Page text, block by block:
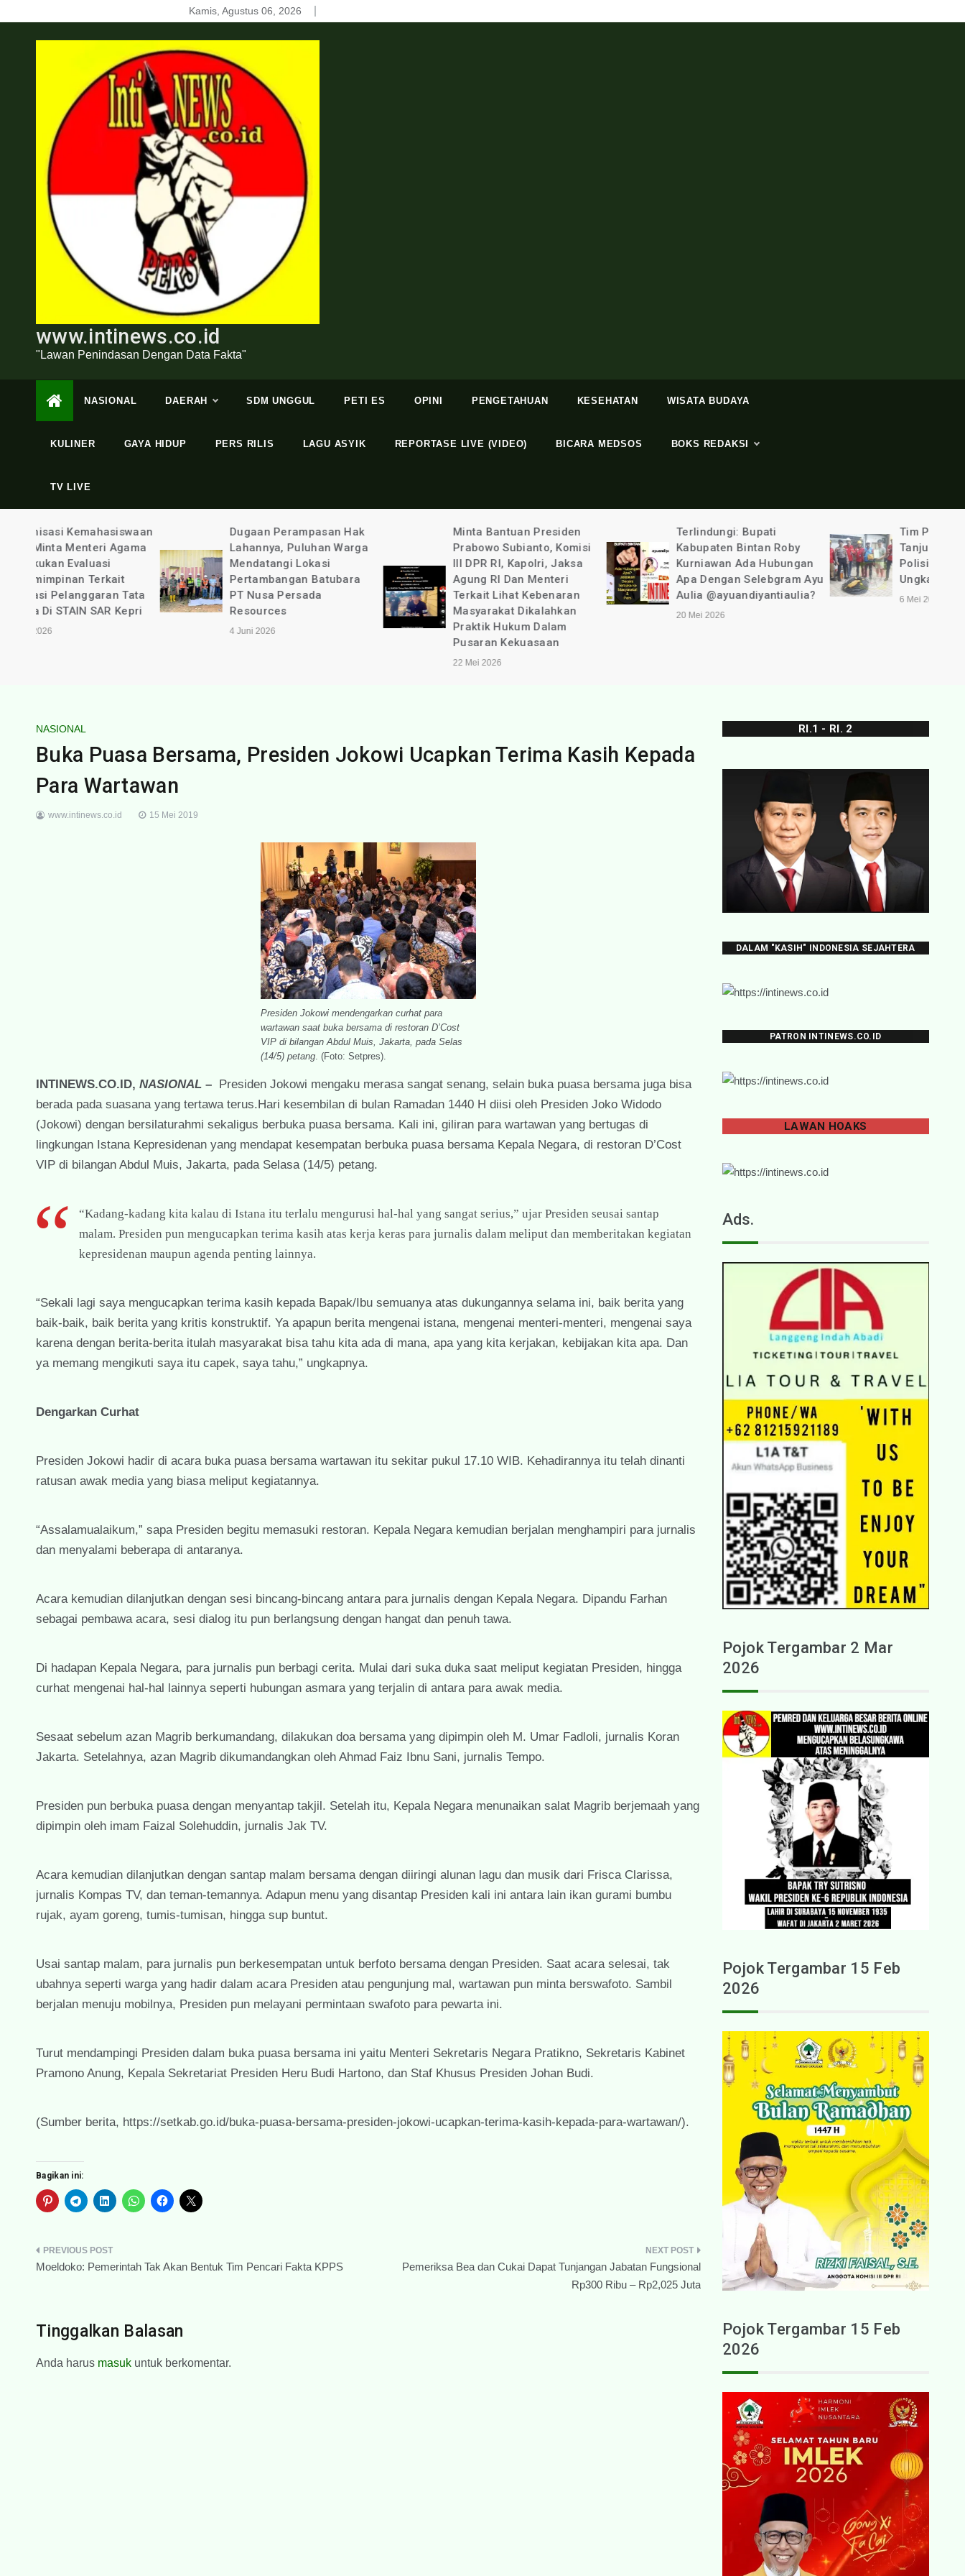
to
content
Kamis, Agustus 06, 2026
www.intinews.co.id
"Lawan Penindasan Dengan Data Fakta"
NASIONAL DAERAH SDM UNGGUL PETI ES OPINI PENGETAHUAN KESEHATAN WISATA BUDAYA
KULINER GAYA HIDUP PERS RILIS LAGU ASYIK REPORTASE LIVE (VIDEO) BICARA MEDSOS BOKS REDAKSI
TV LIVE
Dugaan Perampasan Hak
Lahannya, Puluhan Warga
Mendatangi Lokasi
Pertambangan Batubara
PT Nusa Persada
Resources
Minta Bantuan Presiden
Prabowo Subianto, Komisi
III DPR RI, Kapolri, Jaksa
Agung RI Dan Menteri
Terkait Lihat Kebenaran
Masyarakat Dikalahkan
Praktik Hukum Dalam
Terlindungi: Bupati
Kabupaten Bintan Roby
Kurniawan Ada Hubungan
Apa Dengan Selebgram Ayu
Aulia @ayuandiyantiaulia?
20 Mei 2026
Tim PLN UP3
Tanjungpinang “Ditemani”
Polisi Bergerak Cepat
Ungkap Pencurian Listirk
6 Mei 2026
NASIONAL
Buka Puasa Bersama, Presiden Jokowi Ucapkan Terima Kasih Kepada
Para Wartawan
www.intinews.co.id 15 Mei 2019
Presiden Jokowi mendengarkan curhat para
wartawan saat buka bersama di restoran D’Cost
VIP di bilangan Abdul Muis, Jakarta, pada Selas
(14/5) petang. (Foto: Setpres).
INTINEWS.CO.ID, NASIONAL – Presiden Jokowi mengaku merasa sangat senang, selain buka puasa bersama juga bisa
berada pada suasana yang tertawa terus.Hari kesembilan di bulan Ramadan 1440 H diisi oleh Presiden Joko Widodo
(Jokowi) dengan bersilaturahmi sekaligus berbuka puasa bersama. Kali ini, giliran para wartawan yang bertugas di
lingkungan Istana Kepresidenan yang mendapat kesempatan berbuka puasa bersama Kepala Negara, di restoran D’Cost
VIP di bilangan Abdul Muis, Jakarta, pada Selasa (14/5) petang.
“Kadang-kadang kita kalau di Istana itu terlalu mengurusi hal-hal yang sangat serius,” ujar Presiden seusai santap
malam. Presiden pun mengucapkan terima kasih atas kerja keras para jurnalis dalam meliput dan memberitakan kegiatan
kepresidenan maupun agenda penting lainnya.
“Sekali lagi saya mengucapkan terima kasih kepada Bapak/Ibu semuanya atas dukungannya selama ini, baik berita yang
baik-baik, baik berita yang kritis konstruktif. Ya apapun berita mengenai istana, mengenai menteri-menteri, mengenai saya
karena dengan berita-berita itulah masyarakat bisa tahu kita ada di mana, apa yang kita kerjakan, kebijakan kita apa. Dan
ya memang mengikuti saya itu capek, saya tahu,” ungkapnya.
Dengarkan Curhat
Presiden Jokowi hadir di acara buka puasa bersama wartawan itu sekitar pukul 17.10 WIB. Kehadirannya itu telah dinanti
ratusan awak media yang biasa meliput kegiatannya.
“Assalamualaikum,” sapa Presiden begitu memasuki restoran. Kepala Negara kemudian berjalan menghampiri para jurnalis
dan menyalami beberapa di antaranya.
Acara kemudian dilanjutkan dengan sesi bincang-bincang antara para jurnalis dengan Kepala Negara. Dipandu Farhan
sebagai pembawa acara, sesi dialog itu pun berlangsung dengan hangat dan penuh tawa.
Di hadapan Kepala Negara, para jurnalis pun berbagi cerita. Mulai dari suka duka saat meliput kegiatan Presiden, hingga
curhat mengenai hal-hal lainnya seperti hubungan asmara yang terjalin di antara para awak media.
Sesaat sebelum azan Magrib berkumandang, dilakukan doa bersama yang dipimpin oleh M. Umar Fadloli, jurnalis Koran
Jakarta. Setelahnya, azan Magrib dikumandangkan oleh Ahmad Faiz Ibnu Sani, jurnalis Tempo.
Presiden pun berbuka puasa dengan menyantap takjil. Setelah itu, Kepala Negara menunaikan salat Magrib berjemaah yang
dipimpin oleh imam Faizal Solehuddin, jurnalis Jak TV.
Acara kemudian dilanjutkan dengan santap malam bersama dengan diiringi alunan lagu dan musik dari Frisca Clarissa,
jurnalis Kompas TV, dan teman-temannya. Adapun menu yang disantap Presiden kali ini antara lain ikan gurami bumbu
rujak, ayam goreng, tumis-tumisan, hingga sup buntut.
Usai santap malam, para jurnalis pun berkesempatan untuk berfoto bersama dengan Presiden. Saat acara selesai, tak
ubahnya seperti warga yang hadir dalam acara Presiden atau pengunjung mal, wartawan pun minta berswafoto. Sambil
berjalan menuju mobilnya, Presiden pun melayani permintaan swafoto para pewarta ini.
Turut mendampingi Presiden dalam buka puasa bersama ini yaitu Menteri Sekretaris Negara Pratikno, Sekretaris Kabinet
Pramono Anung, Kepala Sekretariat Presiden Heru Budi Hartono, dan Staf Khusus Presiden Johan Budi.
(Sumber berita, https://setkab.go.id/buka-puasa-bersama-presiden-jokowi-ucapkan-terima-kasih-kepada-para-wartawan/).
Bagikan ini:
Navigasi
Moeldoko: Pemerintah Tak Akan Bentuk Tim Pencari Fakta KPPS
Pemeriksa Bea dan Cukai Dapat Tunjangan Jabatan Fungsional
Rp300 Ribu – Rp2,025 Juta
Tinggalkan Balasan
Anda harus masuk untuk berkomentar.
RI.1 - RI. 2
DALAM "KASIH" INDONESIA SEJAHTERA
PATRON INTINEWS.CO.ID
LAWAN HOAKS
Ads.
Pojok Tergambar 2 Mar
2026
Pojok Tergambar 15 Feb
2026
Pojok Tergambar 15 Feb
2026